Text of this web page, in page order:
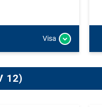
Visa
12)